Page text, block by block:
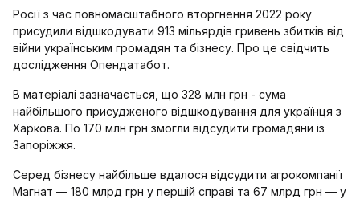
Росії з час повномасштабного вторгнення 2022 року
присудили відшкодувати 913 мільярдів гривень збитків від
війни українським громадян та бізнесу. Про це свідчить
дослідження Опендатабот.
В матеріалі зазначається, що 328 млн грн - сума
найбільшого присудженого відшкодування для українця з
Харкова. По 170 млн грн змогли відсудити громадяни із
Запоріжжя.
Серед бізнесу найбільше вдалося відсудити агрокомпанії
Магнат — 180 млрд грн у першій справі та 67 млрд грн — у